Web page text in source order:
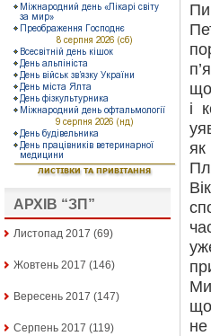
АРХІВ “ЗП”
Листопад 2017 (69)
Жовтень 2017 (146)
Вересень 2017 (147)
Серпень 2017 (119)
і
не